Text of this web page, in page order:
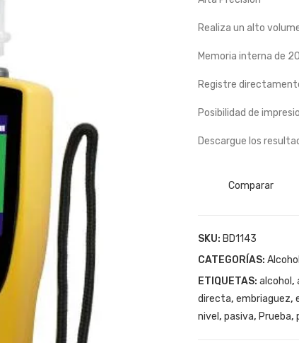
Realiza un alto
Memoria interna de
Registre
Posibilidad de
Descargue los
Comparar
SKU: BD1143
CATEGORÍAS:
ETIQUETAS: alcohol ,
directa, embriaguez,
nivel , pasiva, Prueba,